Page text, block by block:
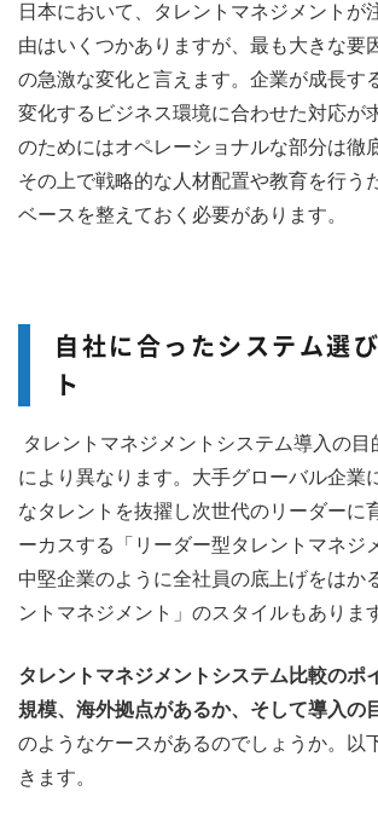
日本において、タレントマネジメントが
由はいくつかありますが、最も大きな要
の急激な変化と言えます。企業が成長す
変化するビジネス環境に合わせた対応が
のためにはオペレーショナルな部分は徹
その上で戦略的な人材配置や教育を行う
ベースを整えておく必要があります。
自社に合ったシステム選
ト
タレントマネジメントシステム導入の目
により異なります。大手グローバル企業
なタレントを抜擢し次世代のリーダーに
ーカスする「リーダー型タレントマネジ
中堅企業のように全社員の底上げをはか
ントマネジメント」のスタイルもありま
タレントマネジメントシステム比較のポ
規模、海外拠点があるか、そして導入の
のようなケースがあるのでしょうか。以
きます。